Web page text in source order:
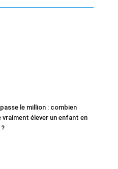
le million : combien
vraiment élever un enfant en